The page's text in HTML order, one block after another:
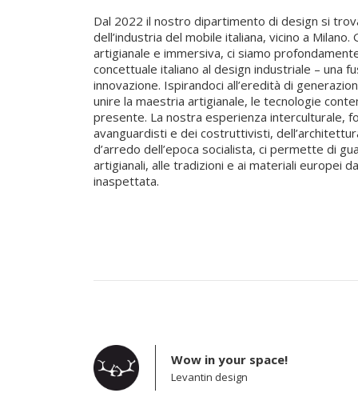
Dal 2022 il nostro dipartimento di design si
dell’industria del mobile italiana, vicino a
artigianale e immersiva, ci siamo
concettuale italiano al design industriale – una
innovazione. Ispirandoci all’eredità di
unire la maestria artigianale, le tecnologie
presente. La nostra esperienza interculturale,
avanguardisti e dei costruttivisti,
d’arredo dell’epoca socialista, ci permette di
artigianali, alle tradizioni e ai materiali europei
inaspettata.
Wow in your space!
Levantin design